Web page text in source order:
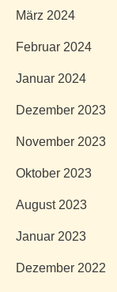
März 2024
Februar 2024
Januar 2024
Dezember 2023
November 2023
Oktober 2023
August 2023
Januar 2023
Dezember 2022